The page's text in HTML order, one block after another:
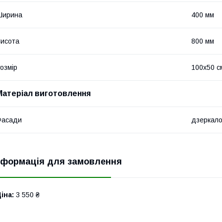
400 мм
800 мм
100х50
виготовлення
дзеркало
для замовлення
3 550 ₴